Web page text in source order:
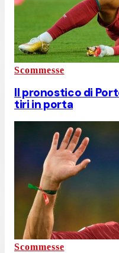
Scommesse
Il pronostico di
tiri in porta
Scommesse